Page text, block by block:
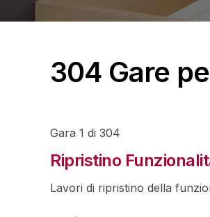
304 Gare
Gara 1 di 304
Ripristino
Lavori di ripristino della